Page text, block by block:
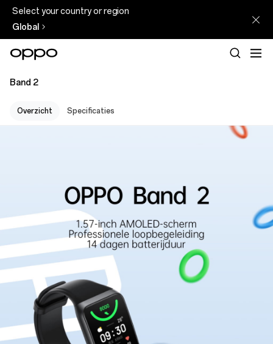
Select your country or region
Global
Band 2
Overzicht Specificaties